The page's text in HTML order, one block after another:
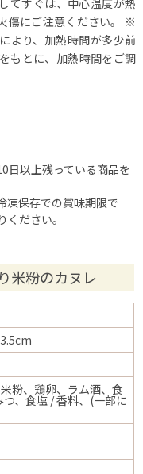
てすぐは、中心温度が熱
にご注意ください。
※
より、加熱時間が多少前
もとに、加熱時間をご調
日以上残っている商品を
凍保存での賞味期限で
ださい。
米粉のカヌレ
粉、鶏卵、ラム酒、食
、食塩 / 香料、(一部に